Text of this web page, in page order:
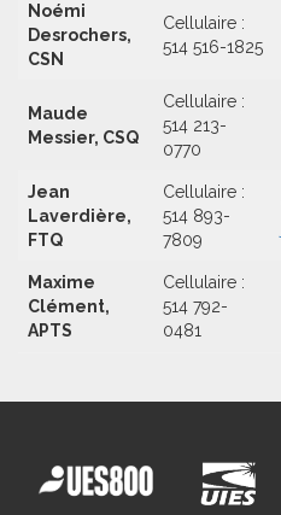
Noémi
Desrochers,
CSN
Cellulaire :
514 516-1825
Maude
Messier, CSQ
Cellulaire :
514 213-
0770
Jean
Laverdière,
FTQ
Cellulaire :
514 893-
7809
Maxime
Clément,
APTS
Cellulaire :
514 792-
0481